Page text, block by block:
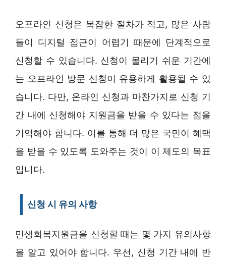
오프라인 신청은 복잡한 절차가 적고, 많은 사람
들이 디지털 접근이 어렵기 때문에 단계적으로
신청할 수 있습니다. 신청이 몰리기 쉬운 기간에
는 오프라인 방문 신청이 유용하게 활용될 수 있
습니다. 다만, 온라인 신청과 마찬가지로 신청 기
간 내에 신청해야 지원금을 받을 수 있다는 점을
기억해야 합니다. 이를 통해 더 많은 국민이 혜택
을 받을 수 있도록 도와주는 것이 이 제도의 목표
입니다.
신청 시 유의 사항
민생회복지원금을 신청할 때는 몇 가지 유의사항
을 알고 있어야 합니다. 우선, 신청 기간 내에 반